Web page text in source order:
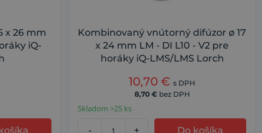
x 26 mm
iQ-
Kombinovaný vnútorný difúzor ø 17
x 24 mm LM - DI L10 - V2 pre
horáky iQ-LMS/LMS Lorch
10,70 € s DPH
8,70 € bez DPH
Skladom >25 ks
- + Do košíka